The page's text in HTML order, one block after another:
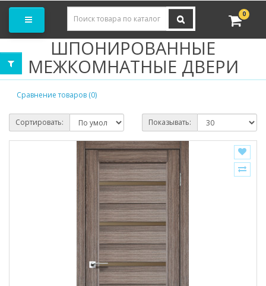
0
ШПОНИРОВАННЫЕ
МЕЖКОМНАТНЫЕ ДВЕРИ
Сравнение товаров (0)
Сортировать: Показывать: